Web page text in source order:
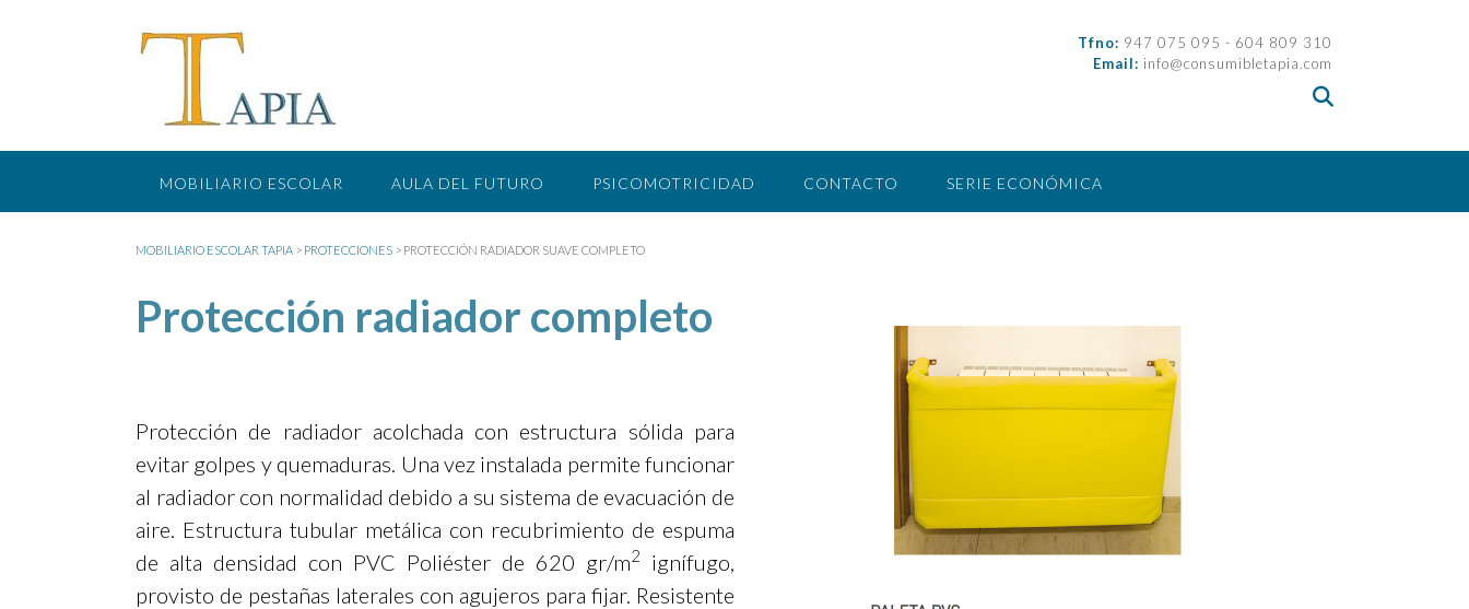
Tfno: 947 075 095 - 604 809 310
Email: info@consumibletapia.com
MOBILIARIO ESCOLAR AULA DEL FUTURO PSICOMOTRICIDAD CONTACTO SERIE ECONÓMICA
MOBILIARIO ESCOLAR TAPIA > PROTECCIONES > PROTECCIÓN RADIADOR SUAVE COMPLETO
Protección radiador completo
Protección de radiador acolchada con estructura sólida para
evitar golpes y quemaduras. Una vez instalada permite funcionar
al radiador con normalidad debido a su sistema de evacuación de
aire. Estructura tubular metálica con recubrimiento de espuma
de alta densidad con PVC Poliéster de 620 gr/m2
ignífugo,
provisto de pestañas laterales con agujeros para fijar. Resistente